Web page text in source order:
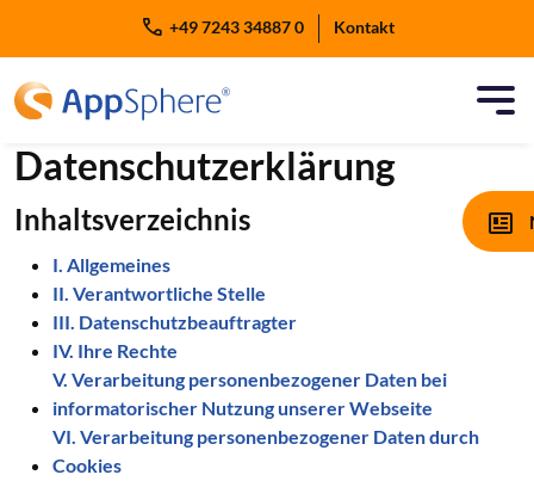
Zum Inhalt springen
+49 7243 34887 0 Kontakt
Datenschutzerklärung
Inhaltsverzeichnis
I. Allgemeines
II. Verantwortliche Stelle
III. Datenschutzbeauftragter
IV. Ihre Rechte
V. Verarbeitung personenbezogener Daten bei
informatorischer Nutzung unserer Webseite
VI. Verarbeitung personenbezogener Daten durch
Cookies